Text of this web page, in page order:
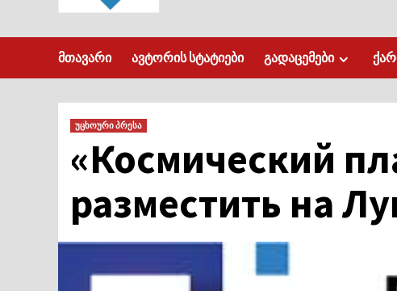
მთავარი ავტორის სტატიები გადაცემები
უცხოური პრესა
«Космический
разместить на